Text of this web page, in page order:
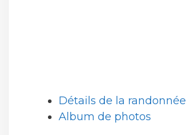
Détails de la randonnée
Album de photos